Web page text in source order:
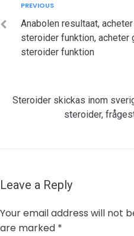
navigation
Previous
PREVIOUS
Anabolen resultaat,
steroider funktion, acheter
steroider funktion
Steroider skickas inom
steroider,
Leave a Reply
Your email address will not
are marked *